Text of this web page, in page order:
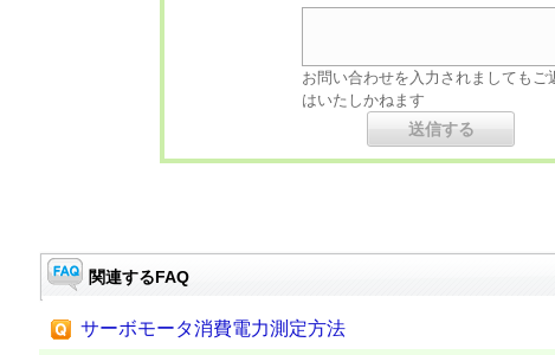
お問い合わせを入力されましてもご
はいたしかねます
関連するFAQ
サーボモータ消費電力測定方法